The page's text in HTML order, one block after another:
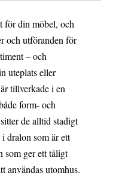
för din möbel, och
och utföranden för
– och
uteplats eller
tillverkade i en
form- och
de alltid stadigt
dralon som är ett
som ger ett tåligt
användas utomhus.